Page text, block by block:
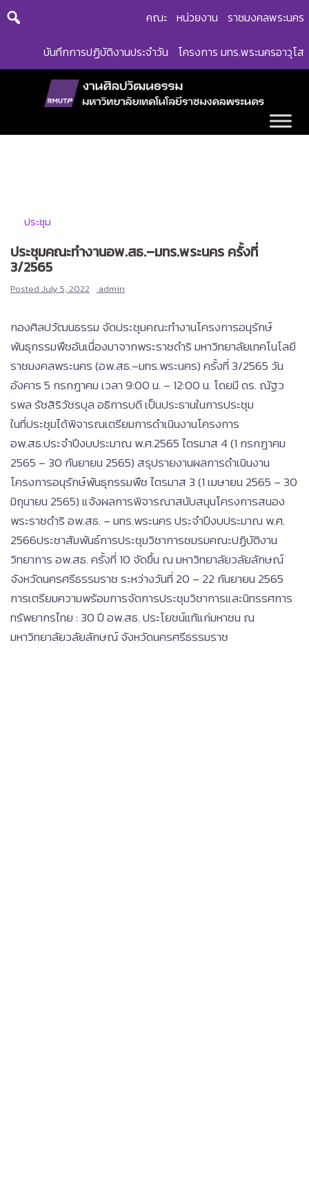
Skip
คณะ หน่วยงาน ราชมงคลพระนคร
บันทึกการปฏิบัติงานประจำวัน โครงการ มทร.พระนครอาวุโส
ประชุม
ประชุมคณะทำงานอพ.สธ.–มทร.พระนคร ครั้งที่
3/2565
Posted July 5, 2022 admin
กองศิลปวัฒนธรรม จัดประชุมคณะทำงานโครงการอนุรักษ์
พันธุกรรมพืชอันเนื่องมาจากพระราชดำริ มหาวิทยาลัยเทคโนโลยี
ราชมงคลพระนคร (อพ.สธ.–มทร.พระนคร) ครั้งที่ 3/2565 วัน
อังคาร 5 กรกฎาคม เวลา 9:00 น. – 12:00 น. โดยมี ดร. ณัฐว
รพล รัชสิริวัชรบุล อธิการบดี เป็นประธานในการประชุม
ในที่ประชุมได้พิจารณเตรียมการดำเนินงานโครงการ
อพ.สธ.ประจำปีงบประมาณ พ.ศ.2565 ไตรมาส 4 (1 กรกฎาคม
2565 – 30 กันยายน 2565) สรุปรายงานผลการดำเนินงาน
โครงการอนุรักษ์พันธุกรรมพืช ไตรมาส 3 (1 เมษายน 2565 – 30
มิถุนายน 2565) แจ้งผลการพิจารณาสนับสนุนโครงการสนอง
พระราชดำริ อพ.สธ. – มทร.พระนคร ประจำปีงบประมาณ พ.ศ.
2566ประชาสัมพันธ์การประชุมวิชาการชมรมคณะปฏิบัติงาน
วิทยาการ อพ.สธ. ครั้งที่ 10 จัดขึ้น ณ มหาวิทยาลัยวลัยลักษณ์
จังหวัดนครศรีธรรมราช ระหว่างวันที่ 20 – 22 กันยายน 2565
การเตรียมความพร้อมการจัดการประชุมวิชาการและนิทรรศการ
ทรัพยากรไทย : 30 ปี อพ.สธ. ประโยชน์แท้แก่มหาชน ณ
มหาวิทยาลัยวลัยลักษณ์ จังหวัดนครศรีธรรมราช